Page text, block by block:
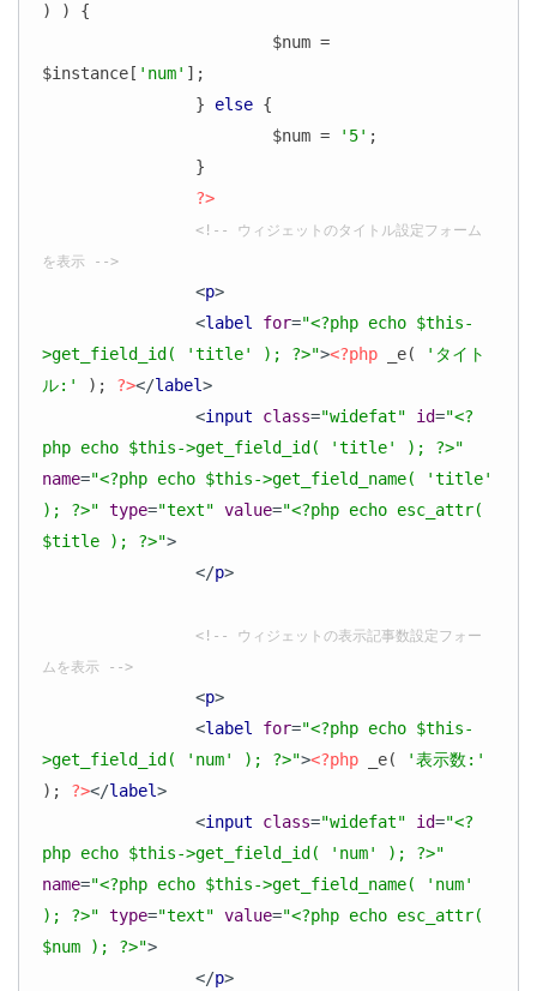
) ) {
$instance[ 'num' ];
		}
else {
			$num =
'5' ;
?>
<!-- ウィジェットのタイトル設定フォーム
を表示 -->
<p>
<label for="<?php echo $this-
>get_field_id( 'title' ); ?>"><?php _e(
'タイト
ル:'
); ?></label>
<input class="widefat" id="<?
php echo $this->get_field_id( 'title' ); ?>"
name="<?php echo $this->get_field_name( 'title'
); ?>" type="text" value="<?php echo esc_attr(
$title ); ?>">
</p>
<!-- ウィジェットの表示記事数設定フォー
ムを表示 -->
<p>
<label for="<?php echo $this-
>get_field_id( 'num' ); ?>"><?php _e(
'表示数:'
); ?></label>
<input class="widefat" id="<?
php echo $this->get_field_id( 'num' ); ?>"
name="<?php echo $this->get_field_name( 'num'
); ?>" type="text" value="<?php echo esc_attr(
$num ); ?>">
</p>